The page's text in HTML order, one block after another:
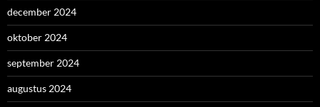
december 2024
oktober 2024
september 2024
augustus 2024